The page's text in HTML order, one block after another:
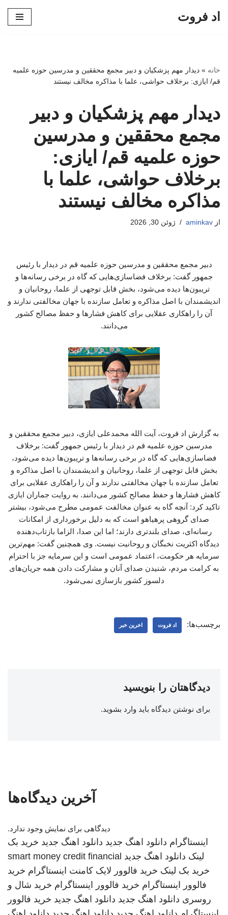
اد فروت
خانه » دیدار مهم پزشکیان و دبیر مجمع محققین و مدرسین حوزه علمیه
قم/ ایازی: برخلاف حواشی، علما با مذاکره مخالف نیستند
دیدار مهم پزشکیان و دبیر
مجمع محققین و مدرسین
حوزه علمیه قم/ ایازی:
برخلاف حواشی، علما با
مذاکره مخالف نیستند
از aminkav ژوئن 30, 2026
دبیر مجمع محققین و مدرسین حوزه علمیه قم در دیدار با رئیس
جمهور گفت: برخلاف فضاسازی‌هایی که گاه در برخی رسانه‌ها و
تریبون‌ها دیده می‌شود، بخش قابل توجهی از علما، روحانیان و
اندیشمندان با اصل مذاکره و تعامل سازنده با جهان مخالفتی ندارند و
آن را راهکاری عقلایی برای کاهش فشارها و حفظ مصالح کشور
می‌دانند.
به گزارش اد فروت، آیت الله محمدعلی ایازی، دبیر مجمع محققین و
مدرسین حوزه علمیه قم در دیدار با رئیس جمهور گفت: برخلاف
فضاسازی‌هایی که گاه در برخی رسانه‌ها و تریبون‌ها دیده می‌شود،
بخش قابل توجهی از علما، روحانیان و اندیشمندان با اصل مذاکره و
تعامل سازنده با جهان مخالفتی ندارند و آن را راهکاری عقلایی برای
کاهش فشارها و حفظ مصالح کشور می‌دانند. به روایت جماران ایازی
تاکید کرد: آنچه گاه به عنوان مخالفت عمومی مطرح می‌شود، بیشتر
صدای گروهی پرهیاهو است که به دلیل برخورداری از امکانات
رسانه‌ای، صدای بلندتری دارند؛ اما این صدا، الزاما بازتاب‌دهنده
دیدگاه اکثریت نخبگان و روحانیت نیست. وی همچنین گفت: مهم‌ترین
سرمایه هر حکومت، اعتماد عمومی است و این سرمایه جز با احترام
به کرامت مردم، شنیدن صدای آنان و مشارکت دادن همه جریان‌های
دلسوز کشور بازسازی نمی‌شود.
برچسب‌ها: اد فروت اخرین خبر
دیدگاهتان را بنویسید
برای نوشتن دیدگاه باید وارد بشوید.
آخرین دیدگاه‌ها
دیدگاهی برای نمایش وجود ندارد.
اینستاگرام دانلود اهنگ جدید دانلود اهنگ جدید خرید بک
لینک دانلود اهنگ جدید smart money credit financial
خرید بک لینک خرید فالوور لایک کامنت اینستاگرام خرید
فالوور اینستاگرام خرید فالوور اینستاگرام خرید شال و
روسری دانلود اهنگ جدید دانلود اهنگ جدید خرید فالوور